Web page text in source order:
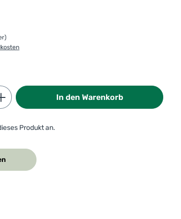
den gewünschten Wert ein
In den Warenkorb
Produkt an.